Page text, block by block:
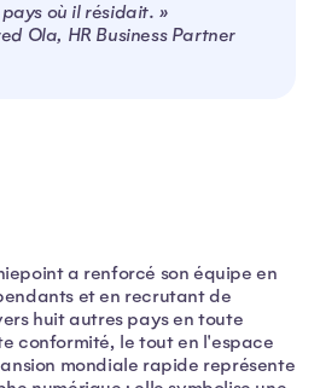
où il résidait. »
Ola, HR Business Partner
a renforcé son équipe en
et en recrutant de
huit autres pays en toute
conformité, le tout en l'espace
mondiale rapide représente